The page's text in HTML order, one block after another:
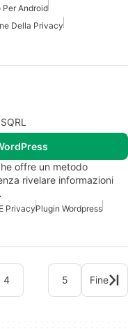
Android
Della Privacy
offre un metodo
rivelare informazioni
PrivacyPlugin Wordpress
4 5 Fine